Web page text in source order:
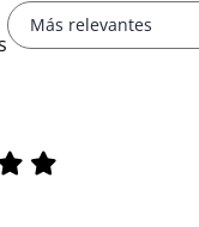
Más relevantes